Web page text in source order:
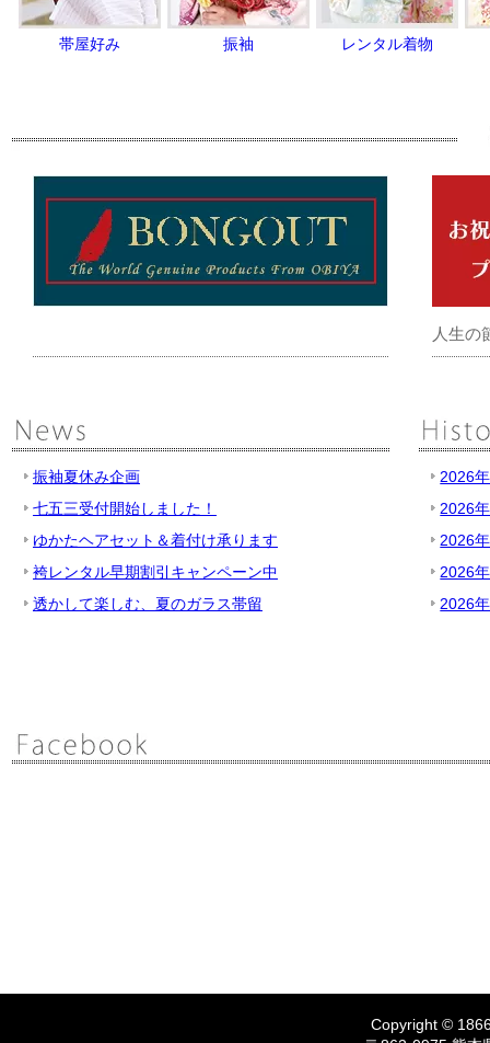
帯屋好み 振袖 レンタル着物
人生の
振袖夏休み企画
七五三受付開始しました！
ゆかたヘアセット＆着付け承ります
袴レンタル早期割引キャンペーン中
透かして楽しむ、夏のガラス帯留
2026
2026
2026
2026
2026
Copyright ©